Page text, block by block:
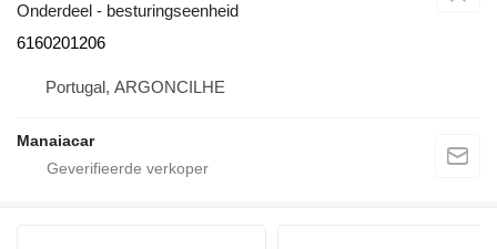
Onderdeel - besturingseenheid
6160201206
Portugal, ARGONCILHE
Manaiacar